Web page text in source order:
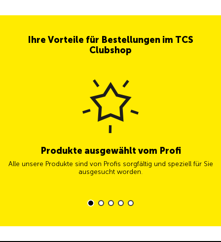
Ihre Vorteile für Bestellungen im TCS
Clubshop
Produkte ausgewählt vom Profi
Alle unsere Produkte sind von Profis sorgfältig und speziell für Sie
ausgesucht worden.